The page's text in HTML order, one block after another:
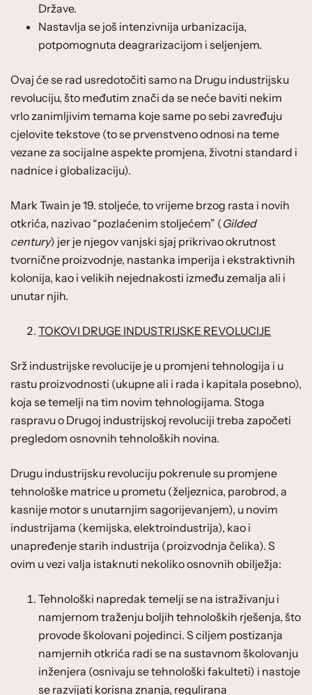
Države.
Nastavlja se još intenzivnija urbanizacija,
potpomognuta deagrarizacijom i seljenjem.
Ovaj će se rad usredotočiti samo na Drugu industrijsku
revoluciju, što međutim znači da se neće baviti nekim
vrlo zanimljivim temama koje same po sebi zavređuju
cjelovite tekstove (to se prvenstveno odnosi na teme
vezane za socijalne aspekte promjena, životni standard i
nadnice i globalizaciju).
Mark Twain je 19. stoljeće, to vrijeme brzog rasta i novih
otkrića, nazivao “pozlaćenim stoljećem” (Gilded
century) jer je njegov vanjski sjaj prikrivao okrutnost
tvornične proizvodnje, nastanka imperija i ekstraktivnih
kolonija, kao i velikih nejednakosti između zemalja ali i
unutar njih.
TOKOVI DRUGE INDUSTRIJSKE REVOLUCIJE
Srž industrijske revolucije je u promjeni tehnologija i u
rastu proizvodnosti (ukupne ali i rada i kapitala posebno),
koja se temelji na tim novim tehnologijama. Stoga
raspravu o Drugoj industrijskoj revoluciji treba započeti
pregledom osnovnih tehnoloških novina.
Drugu industrijsku revoluciju pokrenule su promjene
tehnološke matrice u prometu (željeznica, parobrod, a
kasnije motor s unutarnjim sagorijevanjem), u novim
industrijama (kemijska, elektroindustrija), kao i
unapređenje starih industrija (proizvodnja čelika). S
ovim u vezi valja istaknuti nekoliko osnovnih obilježja:
Tehnološki napredak temelji se na istraživanju i
namjernom traženju boljih tehnoloških rješenja, što
provode školovani pojedinci. S ciljem postizanja
namjernih otkrića radi se na sustavnom školovanju
inženjera (osnivaju se tehnološki fakulteti) i nastoje
se razvijati korisna znanja, regulirana